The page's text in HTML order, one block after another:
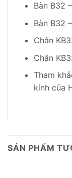
Bàn B32
Bàn B32
Chân
Chân
Tham
kính của
SẢN PHẨM